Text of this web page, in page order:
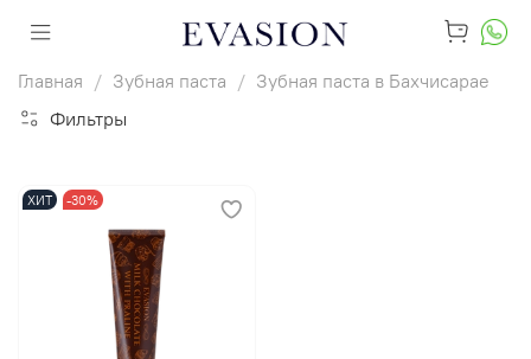
Главная Зубная паста
Зубная паста в Бахчисарае
Фильтры
ХИТ -30%